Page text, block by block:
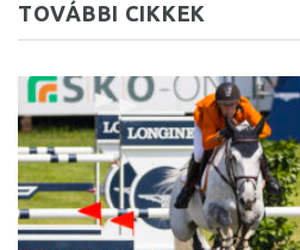
TOVÁBBI CIKKEK